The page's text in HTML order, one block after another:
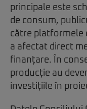
principale este
de consum,
către platformele
a afectat direct
finanțare. În
producție au
investițiile în